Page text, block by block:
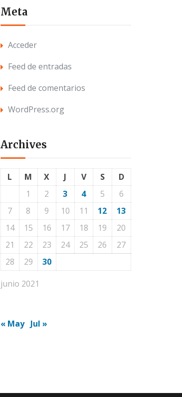
Meta
Acceder
Feed de entradas
Feed de comentarios
WordPress.org
Archives
junio 2021
L M X J V S
D
1
2 3 4 5
6
7
8 9 10 11 12
13
14
15 16 17 18 19
20
21
22 23 24 25 26
27
28
29 30
« May Jul »